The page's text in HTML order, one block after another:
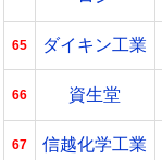
65 ダイキン工業
66 資生堂
67 信越化学工業